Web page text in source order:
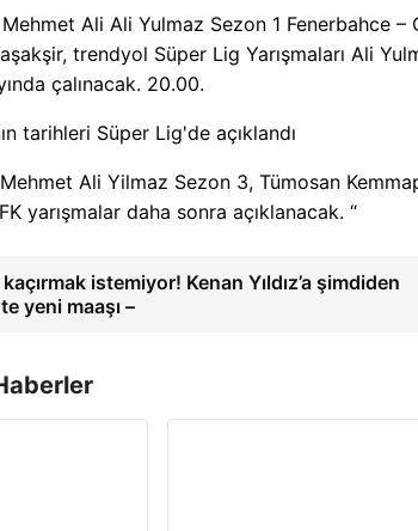
Ali Ali Yulmaz Sezon 1 Fenerbahce
trendyol Süper Lig Yarışmaları Ali
çalınacak. 20.00.
Ali Yilmaz Sezon 3, Tümosan
yarışmalar daha sonra açıklanacak. “
istemiyor! Kenan Yıldız’a şimdiden
yeni maaşı –